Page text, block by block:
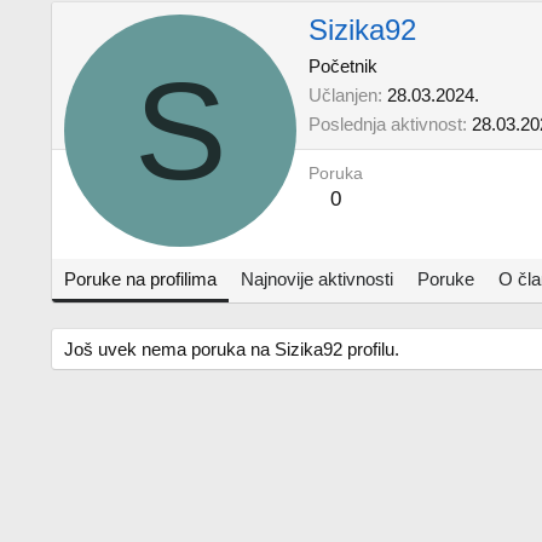
S
Sizika92
Početnik
Učlanjen 28.03.2024.
Poslednja aktivnost
Poruka
0
Poruke na profilima Najnovije aktivnosti Poruke O
Još uvek nema poruka na Sizika92 profilu.